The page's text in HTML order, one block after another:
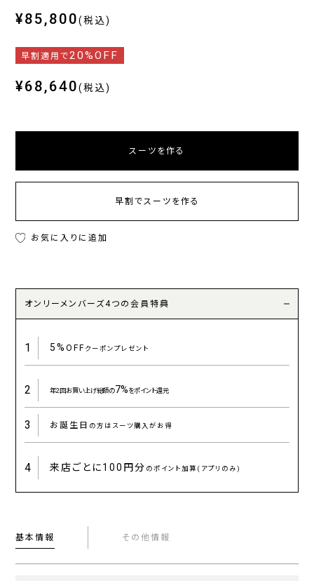
¥85,800(税込)
早割適用で20%OFF
¥68,640(税込)
スーツを作る
早割でスーツを作る
お気に入りに追加
オンリーメンバーズ4つの会員特典
1 5%OFFクーポンプレゼント
2 年2回お買い上げ総額の7%をポイント還元
3 お誕生日 の方はスーツ購入がお得
4 来店ごとに100円分 のポイント加算(アプリのみ)
基本情報 その他情報